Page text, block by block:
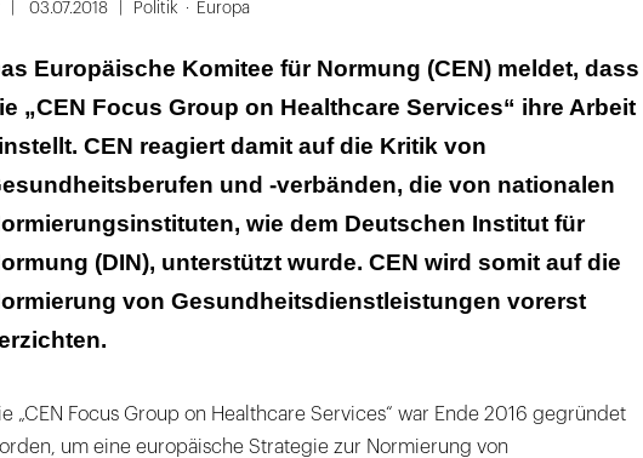
03.07.2018 Politik Europa
Europäische Komitee für Normung (CEN) meldet, dass
„CEN Focus Group on Healthcare Services“ ihre Arbeit
CEN reagiert damit auf die Kritik von
und -verbänden, die von nationalen
wie dem Deutschen Institut für
(DIN), unterstützt wurde. CEN wird somit auf die
von Gesundheitsdienstleistungen vorerst
„CEN Focus Group on Healthcare Services“ war Ende 2016 gegründet
um eine europäische Strategie zur Normierung von